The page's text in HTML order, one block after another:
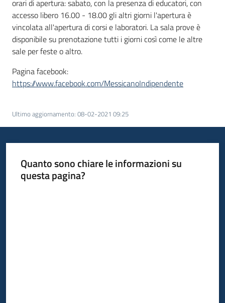
orari di apertura: sabato, con la presenza di educatori, con
accesso libero 16.00 - 18.00 gli altri giorni l'apertura è
vincolata all'apertura di corsi e laboratori. La sala prove è
disponibile su prenotazione tutti i giorni così come le altre
sale per feste o altro.
Pagina facebook:
https://www.facebook.com/MessicanoIndipendente
Ultimo aggiornamento: 08-02-2021 09:25
Quanto sono chiare le informazioni su
questa pagina?